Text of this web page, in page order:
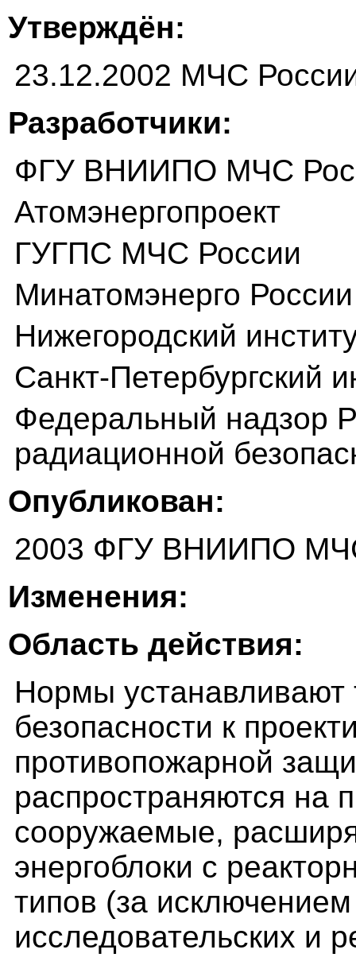
Утверждён:
23.12.2002 МЧС
Разработчики:
ФГУ ВНИИПО МЧС
Атомэнергопроект
ГУГПС МЧС России
Минатомэнерго России
Нижегородский
Санкт-Петербургский
Федеральный надзор
радиационной
Опубликован:
2003 ФГУ ВНИИПО
Изменения:
Область действия:
Нормы устанавливают
безопасности к
противопожарной
распространяются на
сооружаемые,
энергоблоки с
типов (за
исследовательских и